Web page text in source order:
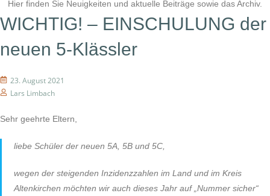
Hier finden Sie Neuigkeiten und aktuelle Beiträge sowie das Archiv.
WICHTIG! – EINSCHULUNG der
neuen 5-Klässler
23. August 2021
Lars Limbach
Sehr geehrte Eltern,
liebe Schüler der neuen 5A, 5B und 5C,
wegen der steigenden Inzidenzzahlen im Land und im Kreis
Altenkirchen möchten wir auch dieses Jahr auf „Nummer sicher“